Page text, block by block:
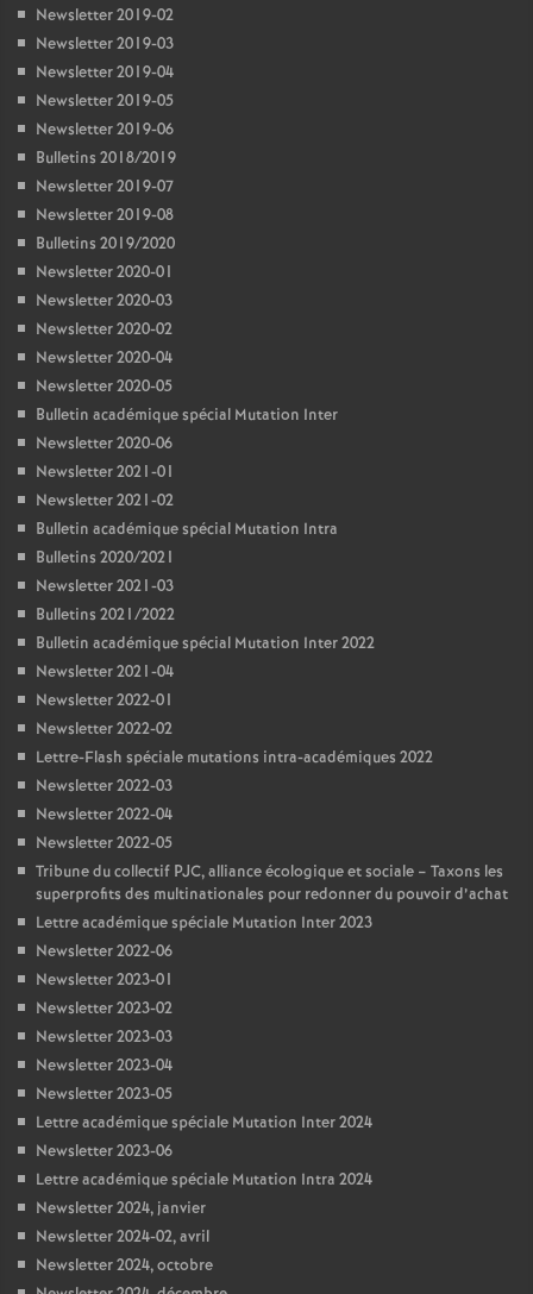
Newsletter 2019-02
Newsletter 2019-03
Newsletter 2019-04
Newsletter 2019-05
Newsletter 2019-06
Bulletins 2018/2019
Newsletter 2019-07
Newsletter 2019-08
Bulletins 2019/2020
Newsletter 2020-01
Newsletter 2020-03
Newsletter 2020-02
Newsletter 2020-04
Newsletter 2020-05
Bulletin académique spécial Mutation Inter
Newsletter 2020-06
Newsletter 2021-01
Newsletter 2021-02
Bulletin académique spécial Mutation Intra
Bulletins 2020/2021
Newsletter 2021-03
Bulletins 2021/2022
Bulletin académique spécial Mutation Inter 2022
Newsletter 2021-04
Newsletter 2022-01
Newsletter 2022-02
Lettre-Flash spéciale mutations intra-académiques 2022
Newsletter 2022-03
Newsletter 2022-04
Newsletter 2022-05
Tribune du collectif PJC, alliance écologique et sociale – Taxons les
superprofits des multinationales pour redonner du pouvoir d’achat
Lettre académique spéciale Mutation Inter 2023
Newsletter 2022-06
Newsletter 2023-01
Newsletter 2023-02
Newsletter 2023-03
Newsletter 2023-04
Newsletter 2023-05
Lettre académique spéciale Mutation Inter 2024
Newsletter 2023-06
Lettre académique spéciale Mutation Intra 2024
Newsletter 2024, janvier
Newsletter 2024-02, avril
Newsletter 2024, octobre